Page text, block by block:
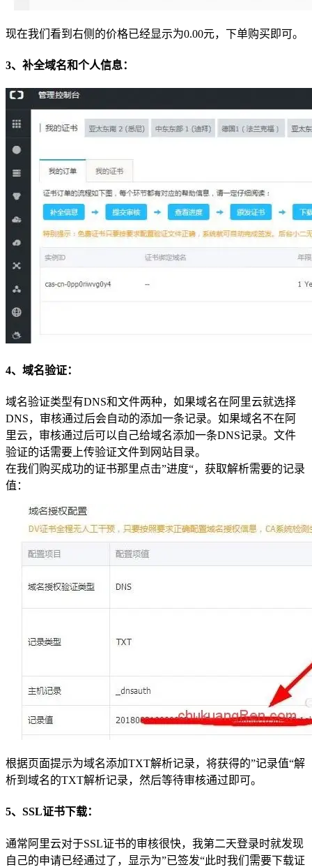
现在我们看到右侧的价格已经显示为0.00元，下单购买即可。
3、补全域名和个人信息：
4、域名验证：
域名验证类型有DNS和文件两种，如果域名在阿里云就选择
DNS，审核通过后会自动的添加一条记录。如果域名不在阿
里云，审核通过后可以自己给域名添加一条DNS记录。文件
验证的话需要上传验证文件到网站目录。
在我们购买成功的证书那里点击”进度“，获取解析需要的记录
值：
根据页面提示为域名添加TXT解析记录，将获得的”记录值“解
析到域名的TXT解析记录，然后等待审核通过即可。
5、SSL证书下载：
通常阿里云对于SSL证书的审核很快，我第二天登录时就发现
自己的申请已经通过了，显示为”已签发“此时我们需要下载证